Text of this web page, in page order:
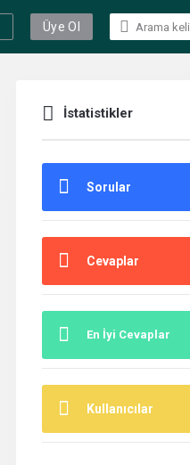
Üye Ol
İstatistikler
Sorular
Cevaplar
En İyi Cevaplar
Kullanıcılar